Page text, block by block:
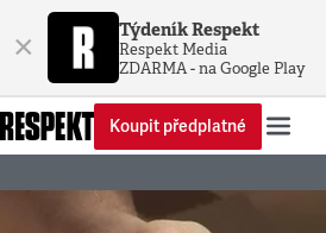
× Týdeník Respekt
Respekt Media
ZDARMA - na Google Play
Koupit předplatné